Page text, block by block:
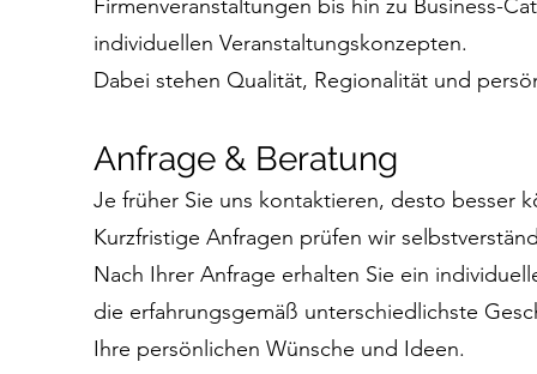
Firmenveranstaltungen bis hin zu Business-
individuellen Veranstaltungskonzepten.
Dabei stehen Qualität, Regionalität und
Anfrage & Beratung
Je früher Sie uns kontaktieren, desto besser
Kurzfristige Anfragen prüfen wir
Nach Ihrer Anfrage erhalten Sie ein
die erfahrungsgemäß unterschiedlichste
Ihre persönlichen Wünsche und Ideen.